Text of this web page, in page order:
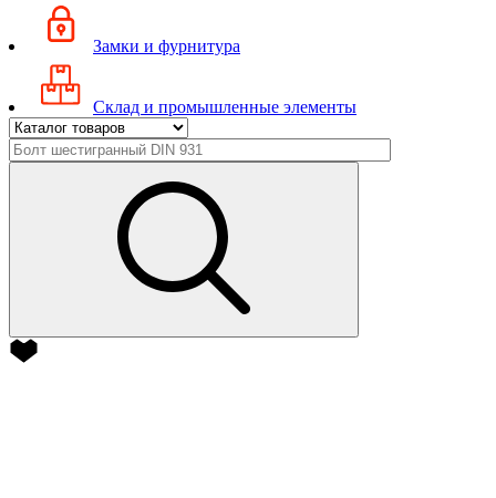
Замки и фурнитура
Склад и промышленные элементы